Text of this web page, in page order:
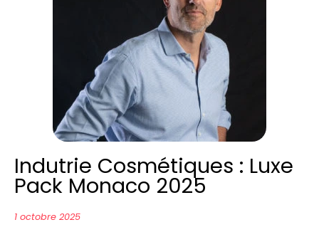
Indutrie Cosmétiques : Luxe
Pack Monaco 2025
1 octobre 2025